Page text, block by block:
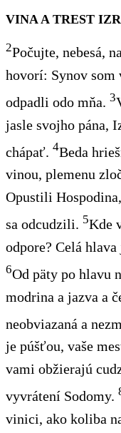
VINA A TREST
2Počujte, nebesá,
hovorí: Synov
odpadli odo mňa. 3
jasle svojho pána,
chápať. 4Beda
vinou, plemenu
Opustili
sa odcudzili. 5Kde
odpore? Celá
6Od päty po hlavu
modrina a jazva a
neobviazaná a
je púšťou, vaše
vami obžierajú
vyvrátení Sodomy.
vinici, ako koliba